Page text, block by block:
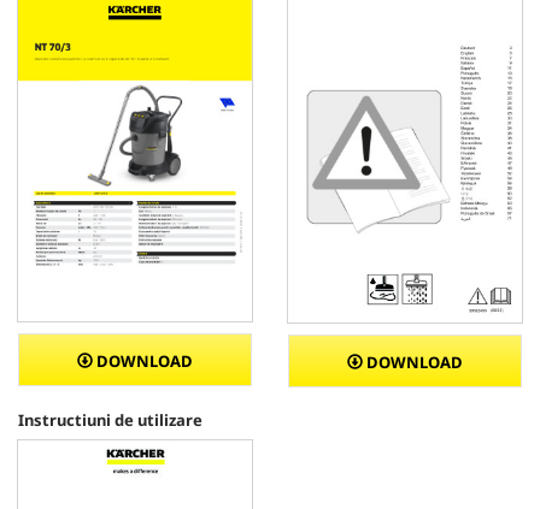
DOWNLOAD DOWNLOAD
Instructiuni de utilizare